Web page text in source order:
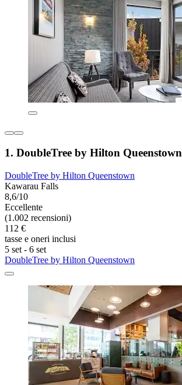
1. DoubleTree by Hilton Queenstown
DoubleTree by Hilton Queenstown
Kawarau Falls
8,6/10
Eccellente
(1.002 recensioni)
112 €
tasse e oneri inclusi
5 set - 6 set
DoubleTree by Hilton Queenstown